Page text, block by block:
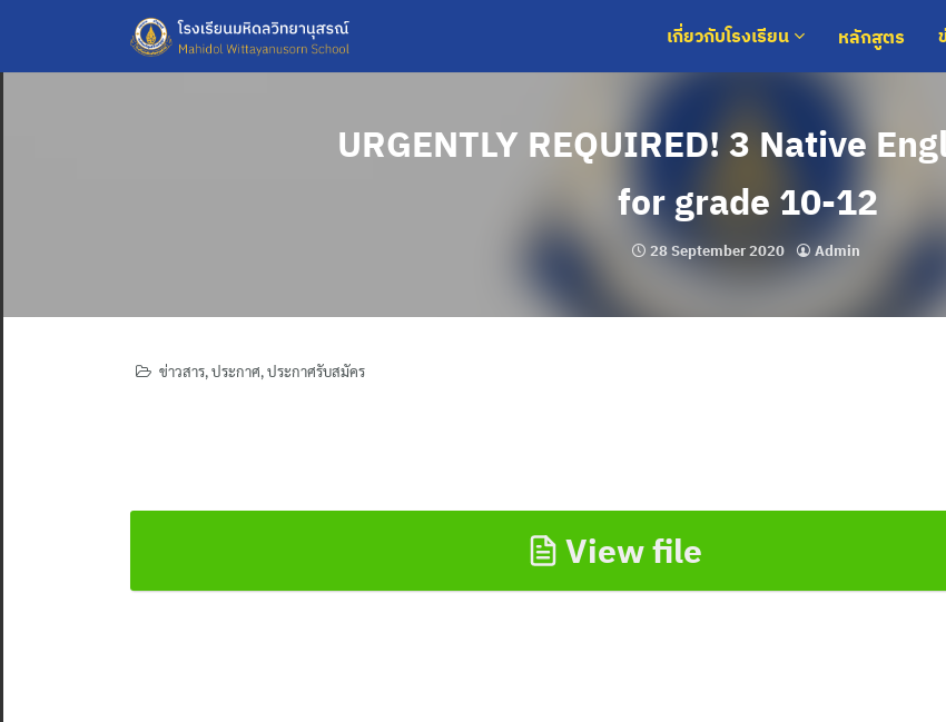
content
เกี่ยวกับโรงเรียน หลักสูตร
URGENTLY REQUIRED! 3 Native
for grade 10-12
28 September 2020 Admin
ข่าวสาร,ประกาศ,ประกาศรับสมัคร
View file